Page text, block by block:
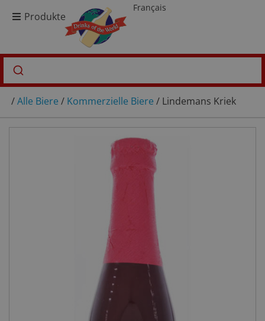
Produkte
Français
/Alle Biere / Kommerzielle Biere / Lindemans Kriek